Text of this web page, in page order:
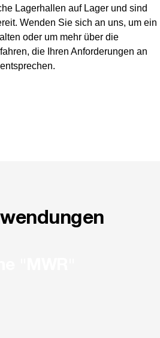
Lagerhallen auf Lager und sind
Wenden Sie sich an uns, um ein
oder um mehr über die
die Ihren Anforderungen an